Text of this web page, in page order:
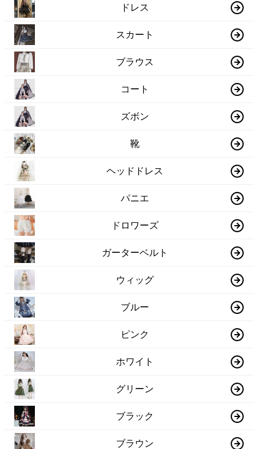
ドレス
スカート
ブラウス
コート
ズボン
靴
ヘッドドレス
パニエ
ドロワーズ
ガーターベルト
ウィッグ
ブルー
ピンク
ホワイト
グリーン
ブラック
ブラウン